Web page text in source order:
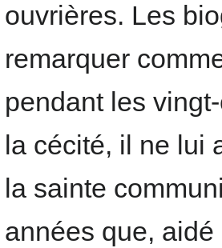
ouvrières. Les
remarquer
pendant les
la cécité, il ne lui
la sainte
années que,